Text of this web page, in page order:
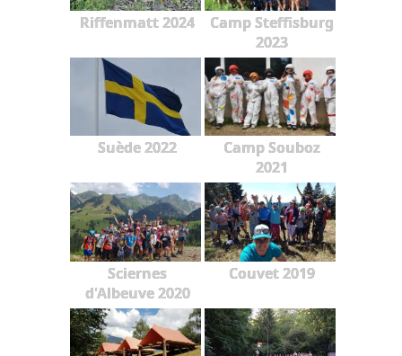
Riffenmatt 2024
Camp Steffisburg
2023
Suède 2022
Camp Souboz
2021
Sciernes
d'Albeuve 2020
Couvet 2019